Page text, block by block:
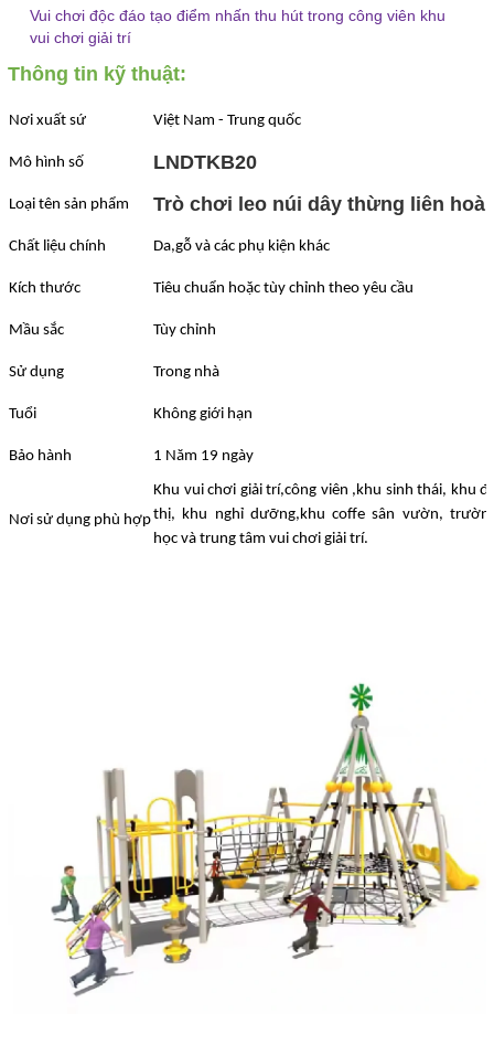
Vui chơi độc đáo tạo điểm nhấn thu hút trong công viên khu
vui chơi giải trí
Thông tin kỹ thuật:
Nơi xuất sứ Việt Nam - Trung quốc
Mô hình số LNDTKB20
Loại tên sản phẩm Trò chơi leo núi dây thừng liên
Chất liệu chính Da,gỗ và các phụ kiện khác
Kích thước Tiêu chuẩn hoặc tùy chỉnh theo yêu cầu
Mầu sắc Tùy chỉnh
Sử dụng Trong nhà
Tuổi Không giới hạn
Bảo hành 1 Năm 19 ngày
Nơi sử dụng phù hợp
Khu vui chơi giải trí,công viên ,khu sinh thái, khu
thị, khu nghỉ dưỡng,khu coffe sân vườn,
học và trung tâm vui chơi giải trí.